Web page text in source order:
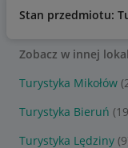
Stan przedmiotu:
Zobacz w innej
Turystyka Mikołów
Turystyka Bieruń
Turystyka Lędziny